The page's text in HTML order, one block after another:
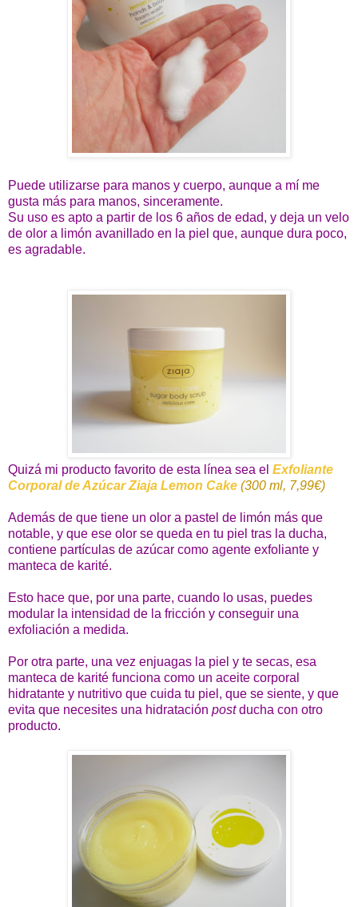
Puede utilizarse para manos y cuerpo, aunque a mí me
gusta más para manos, sinceramente.
Su uso es apto a partir de los 6 años de edad, y deja un velo
de olor a limón avanillado en la piel que, aunque dura poco,
es agradable.
Quizá mi producto favorito de esta línea sea el Exfoliante
Corporal de Azúcar Ziaja Lemon Cake (300 ml, 7,99€)
Además de que tiene un olor a pastel de limón más que
notable, y que ese olor se queda en tu piel tras la ducha,
contiene partículas de azúcar como agente exfoliante y
manteca de karité.
Esto hace que, por una parte, cuando lo usas, puedes
modular la intensidad de la fricción y conseguir una
exfoliación a medida.
Por otra parte, una vez enjuagas la piel y te secas, esa
manteca de karité funciona como un aceite corporal
hidratante y nutritivo que cuida tu piel, que se siente, y que
evita que necesites una hidratación postducha con otro
producto.